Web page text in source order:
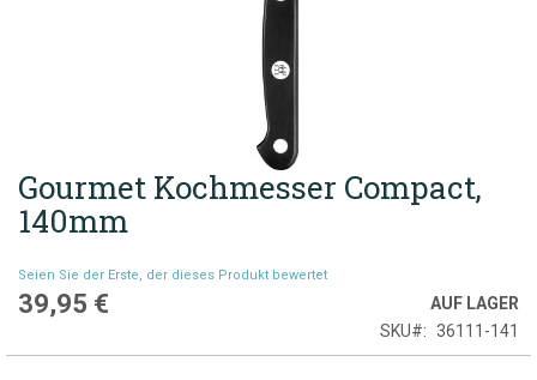
Zum
Anfang
der
springen
Gourmet Kochmesser Compact,
140mm
Seien Sie der Erste, der dieses Produkt bewertet
39,95 €
AUF LAGER
SKU
36111-141